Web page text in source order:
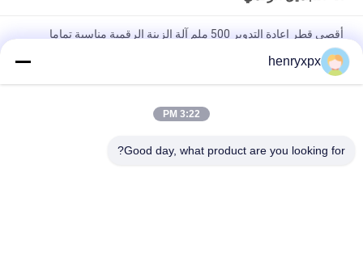
أقصى قطر إعادة التدوير 500 ملم آلة الزينة الرقمية مناسبة تماما
لاحتياجات الطباعة الخاصة بك
أقصى قطر إعادة الالتفاف 500 ملم آلة التزيين الرقمي تعزز الإنتاج
الخاص بك مع السرعة العالية وقوة كورونا
التسمية
henryxpx
3:22 PM
Good day, what product are you looking for?